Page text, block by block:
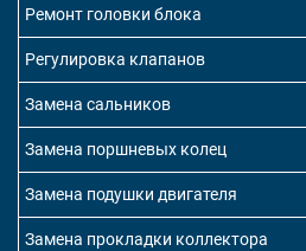
Ремонт головки блока
Регулировка клапанов
Замена сальников
Замена поршневых колец
Замена подушки двигателя
Замена прокладки коллектора